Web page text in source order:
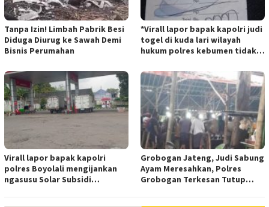
Tanpa Izin! Limbah Pabrik Besi
Diduga Diurug ke Sawah Demi
Bisnis Perumahan
*Virall lapor bapak kapolri judi
togel di kuda lari wilayah
hukum polres kebumen tidak
Virall lapor bapak kapolri
polres Boyolali mengijankan
ngasusu Solar Subsidi
Grobogan Jateng, Judi Sabung
Ayam Meresahkan, Polres
Grobogan Terkesan Tutup